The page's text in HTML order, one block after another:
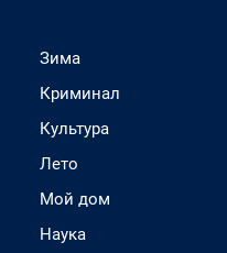
Зима
Криминал
Культура
Лето
Мой дом
Наука